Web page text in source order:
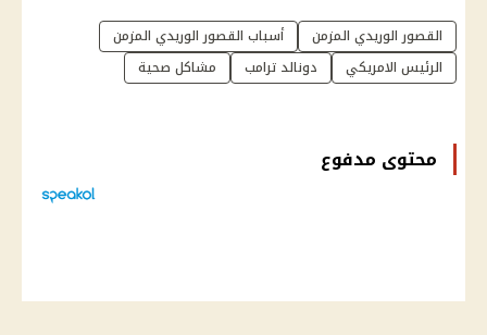
القصور الوريدي المزمن
أسباب القصور الوريدي المزمن
الرئيس الامريكي
دونالد ترامب مشاكل صحية
محتوى مدفوع